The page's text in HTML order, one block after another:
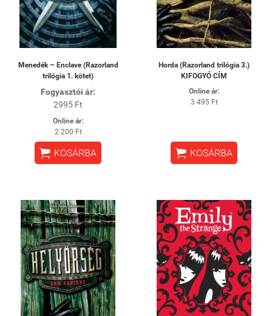
Menedék – Enclave (Razorland
trilógia 1. kötet)
Fogyasztói ár:
2995 Ft
Online ár:
2 200 Ft
 KOSÁRBA
Horda (Razorland trilógia 3.)
KIFOGYÓ CÍM
Online ár:
3 495 Ft
 KOSÁRBA